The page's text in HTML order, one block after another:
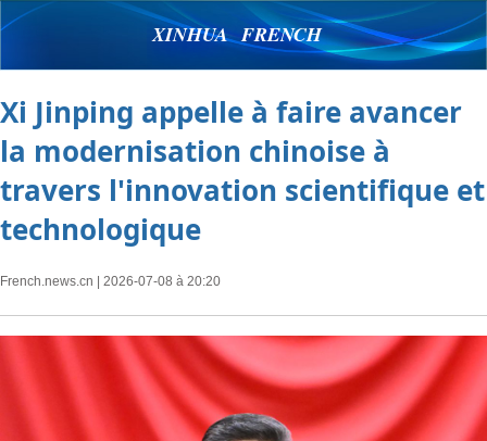
XINHUA FRENCH
Xi Jinping appelle à faire avancer
la modernisation chinoise à
travers l'innovation scientifique et
technologique
French.news.cn | 2026-07-08 à 20:20